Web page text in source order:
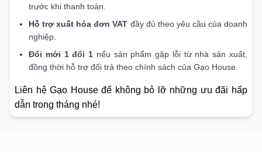
trước khi thanh toán.
Hỗ trợ xuất hóa đơn VAT đầy đủ theo yêu cầu của doanh
nghiệp.
Đổi mới 1 đổi 1 nếu sản phẩm gặp lỗi từ nhà sản xuất,
đồng thời hỗ trợ đổi trả theo chính sách của Gạo House.
Liên hệ Gạo House để không bỏ lỡ những ưu đãi hấp
dẫn trong tháng nhé!